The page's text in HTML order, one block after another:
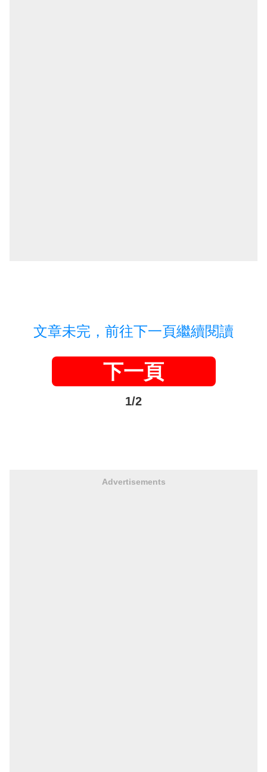
文章未完，前往下一頁繼續閱讀
下一頁
1/2
Advertisements